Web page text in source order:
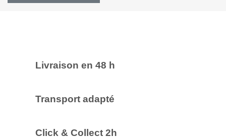
Livraison en 48 h
Transport adapté
Click & Collect 2h